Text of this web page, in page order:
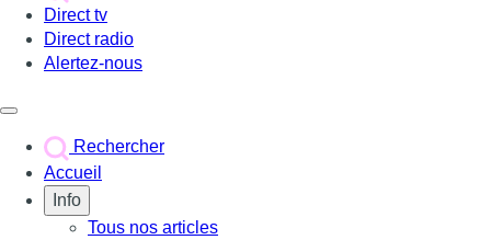
Direct tv
Direct radio
Alertez-nous
Rechercher
Accueil
Info
Tous nos articles